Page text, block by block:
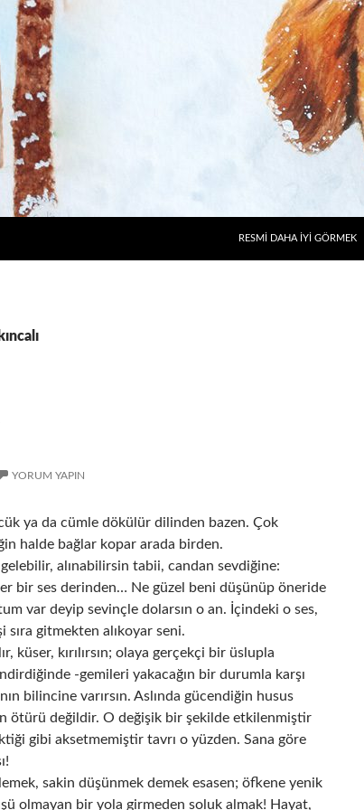
RESMI DAHA İYI GÖRMEK
YORUM YAPIN
ya da cümle dökülür dilinden bazen. Çok
halde bağlar kopar arada birden.
gelebilir, alınabilirsin tabii, candan sevdiğine:
bir ses derinden… Ne güzel beni düşünüp öneride
var deyip sevinçle dolarsın o an. İçindeki o ses,
sıra gitmekten alıkoyar seni.
küser, kırılırsın; olaya gerçekçi bir üslupla
-gemileri yakacağın bir durumla karşı
bilincine varırsın. Aslında gücendiğin husus
ötürü değildir. O değişik bir şekilde etkilenmiştir
gibi aksetmemiştir tavrı o yüzden. Sana göre
sakin düşünmek demek esasen; öfkene yenik
olmayan bir yola girmeden soluk almak! Hayat,